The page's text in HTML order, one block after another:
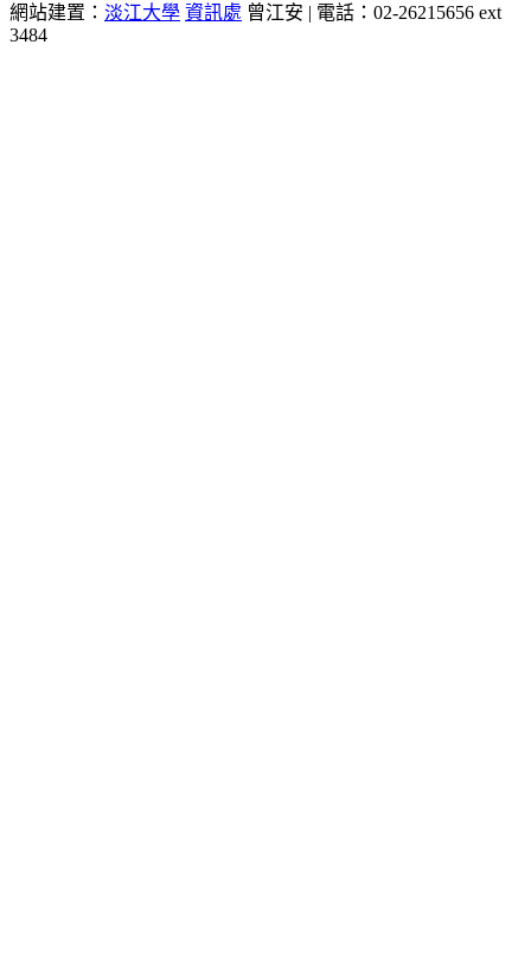
網站建置： 淡江大學 資訊處 曾江安 | 電話：02-26215656 ext
3484